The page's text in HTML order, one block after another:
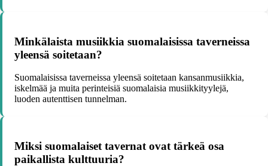
Minkälaista musiikkia suomalaisissa taverneissa
yleensä soitetaan?
Suomalaisissa taverneissa yleensä soitetaan kansanmusiikkia,
iskelmää ja muita perinteisiä suomalaisia musiikkityylejä,
luoden autenttisen tunnelman.
Miksi suomalaiset tavernat ovat tärkeä osa
paikallista kulttuuria?